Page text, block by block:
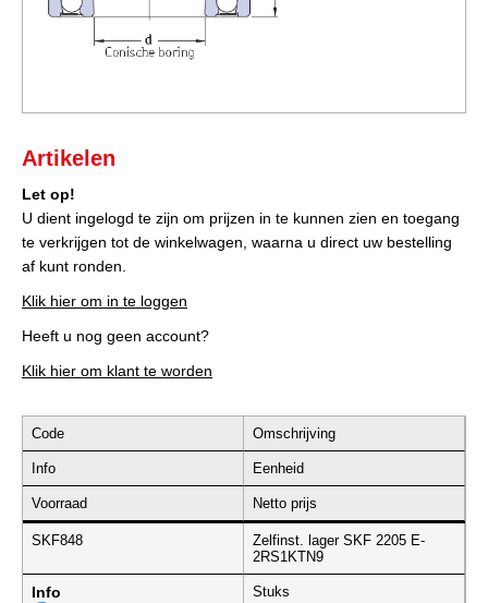
Artikelen
Let op!
U dient ingelogd te zijn om prijzen in te kunnen zien en toegang
te verkrijgen tot de winkelwagen, waarna u direct uw bestelling
af kunt ronden.
Klik hier om in te loggen
Heeft u nog geen account?
Klik hier om klant te worden
Code Omschrijving
Info Eenheid
Voorraad Netto prijs
SKF848
Zelfinst. lager SKF 2205 E-
2RS1KTN9
Info Stuks